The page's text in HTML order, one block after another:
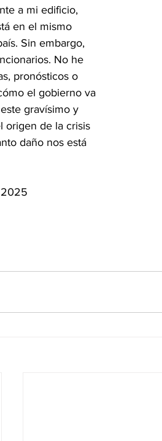
a mi edificio,
en el mismo
Sin embargo,
No he
pronósticos o
el gobierno va
gravísimo y
origen de la crisis
daño nos está
2025